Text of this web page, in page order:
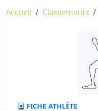
Accueil Classements
FICHE ATHLÈTE